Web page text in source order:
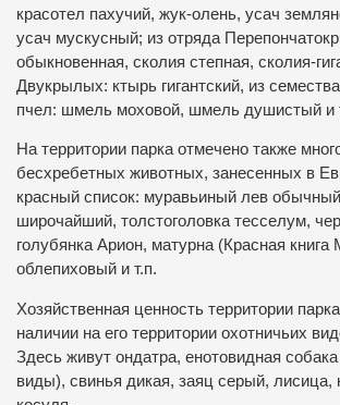
красотел пахучий, жук-олень, усач
усач мускусный; из отряда
обыкновенная, сколия степная, сколия-
Двукрылых: ктырь гигантский, из
пчел: шмель моховой, шмель душистый и
На территории парка отмечено также
бесхребетных животных, занесенных в
красный список: муравьиный лев
широчайший, толстоголовка тесселум,
голубянка Арион, матурна (Красная
облепиховый и т.п.
Хозяйственная ценность территории
наличии на его территории охотничьих
Здесь живут ондатра, енотовидная
виды), свинья дикая, заяц серый, лисица,